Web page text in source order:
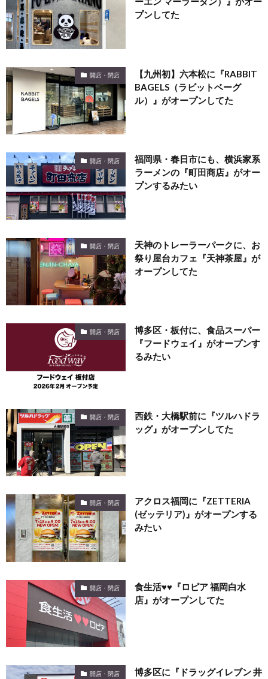
プンしてた
開店・閉店
【九州初】六本松に『RABBIT
BAGELS（ラビットベーグ
ル）』がオープンしてた
開店・閉店
福岡県・春日市にも、横浜家系
ラーメンの『町田商店』がオー
プンするみたい
開店・閉店
天神のトレーラーパークに、お
祭り屋台カフェ『天神茶屋』が
オープンしてた
開店・閉店
博多区・板付に、食品スーパー
『フードウェイ』がオープンす
るみたい
開店・閉店
西鉄・大橋駅前に『ツルハドラ
ッグ』がオープンしてた
開店・閉店
アクロス福岡に『ZETTERIA
(ゼッテリア)』がオープンする
みたい
開店・閉店
食生活♥♥『ロピア 福岡白水
店』がオープンしてた
開店・閉店
博多区に『ドラッグイレブン 井